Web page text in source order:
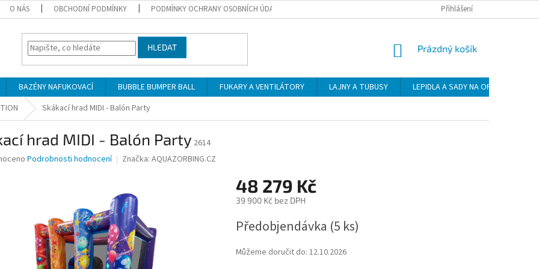
O NÁS OBCHODNÍ PODMÍNKY PODMÍNKY OCHRANY OSOBNÍCH ÚDAJŮ ZÁSADY VRÁCENÍ ZBOŽÍ
Přihlášení
HLEDAT
NÁKUPNÍ
Prázdný košík
BAZÉNY NAFUKOVACÍ BUBBLE BUMPER BALL FUKARY A VENTILÁTORY LAJNY A TUBUSY LEPIDLA A SADY NA OPRAVU
Skákací hrad MIDI - Balón Party
hrad MIDI - Balón Party 2614
Podrobnosti hodnocení Značka: AQUAZORBING.CZ
48 279 Kč
39 900 Kč bez DPH
cena:
Předobjendávka (5 ks)
Můžeme doručit do: 12.10.2026